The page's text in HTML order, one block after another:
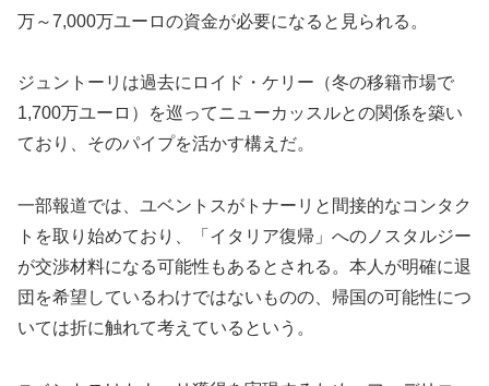
万～7,000万ユーロの資金が必要になると見られる。
ジュントーリは過去にロイド・ケリー（冬の移籍市場で
1,700万ユーロ）を巡ってニューカッスルとの関係を築い
ており、そのパイプを活かす構えだ。
一部報道では、ユベントスがトナーリと間接的なコンタク
トを取り始めており、「イタリア復帰」へのノスタルジー
が交渉材料になる可能性もあるとされる。本人が明確に退
団を希望しているわけではないものの、帰国の可能性につ
いては折に触れて考えているという。